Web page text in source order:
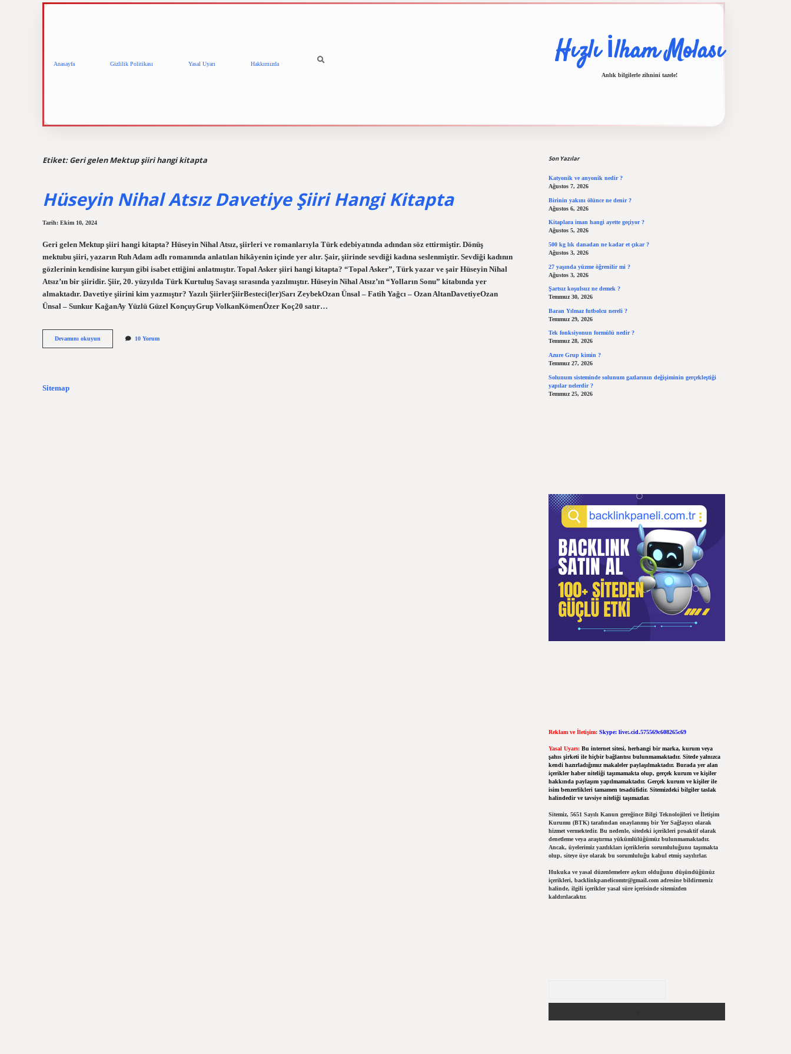
Anasayfa Gizlilik Politikası Yasal Uyarı Hakkımızda Hızlı İlham Molası
Anlık bilgilerle zihnini tazele!
Etiket:Geri gelen Mektup şiiri hangi kitapta
Hüseyin Nihal Atsız Davetiye Şiiri Hangi Kitapta
Tarih: Ekim 10, 2024
Geri gelen Mektup şiiri hangi kitapta? Hüseyin Nihal Atsız, şiirleri ve romanlarıyla Türk edebiyatında adından söz ettirmiştir. Dönüş
mektubu şiiri, yazarın Ruh Adam adlı romanında anlatılan hikâyenin içinde yer alır. Şair, şiirinde sevdiği kadına seslenmiştir. Sevdiği kadının
gözlerinin kendisine kurşun gibi isabet ettiğini anlatmıştır. Topal Asker şiiri hangi kitapta? “Topal Asker”, Türk yazar ve şair Hüseyin Nihal
Atsız’ın bir şiiridir. Şiir, 20. yüzyılda Türk Kurtuluş Savaşı sırasında yazılmıştır. Hüseyin Nihal Atsız’ın “Yolların Sonu” kitabında yer
almaktadır. Davetiye şiirini kim yazmıştır? Yazılı ŞiirlerŞiirBesteci(ler)Sarı ZeybekOzan Ünsal – Fatih Yağcı – Ozan AltanDavetiyeOzan
Ünsal – Sunkur KağanAy Yüzlü Güzel KonçuyGrup VolkanKömenÖzer Koç20 satır…
Devamını okuyun
Nihal
10 Yorum
Sitemap
Son Yazılar
Katyonik ve anyonik nedir ?
Ağustos 7, 2026
Birinin yakını ölünce ne denir ?
Ağustos 6, 2026
Kitaplara iman hangi ayette geçiyor ?
Ağustos 5, 2026
500 kg lık danadan ne kadar et çıkar ?
Ağustos 3, 2026
27 yaşında yüzme öğrenilir mi ?
Ağustos 3, 2026
Şartsız koşulsuz ne demek ?
Temmuz 30, 2026
Baran Yılmaz futbolcu nereli ?
Temmuz 29, 2026
Tek fonksiyonun formülü nedir ?
Temmuz 28, 2026
Azure Grup kimin ?
Temmuz 27, 2026
Solunum sisteminde solunum gazlarının değişiminin gerçekleştiği
yapılar nelerdir ?
Temmuz 25, 2026
Reklam ve İletişim: Skype: live:.cid.575569c608265c69
Yasal Uyarı: Bu internet sitesi, herhangi bir marka, kurum veya
şahıs şirketi ile hiçbir bağlantısı bulunmamaktadır. Sitede yalnızca
kendi hazırladığımız makaleler paylaşılmaktadır. Burada yer alan
içerikler haber niteliği taşımamakta olup, gerçek kurum ve kişiler
hakkında paylaşım yapılmamaktadır. Gerçek kurum ve kişiler ile
isim benzerlikleri tamamen tesadüfidir. Sitemizdeki bilgiler taslak
halindedir ve tavsiye niteliği taşımazlar.
Sitemiz, 5651 Sayılı Kanun gereğince Bilgi Teknolojileri ve İletişim
Kurumu (BTK) tarafından onaylanmış bir Yer Sağlayıcı olarak
hizmet vermektedir. Bu nedenle, sitedeki içerikleri proaktif olarak
denetleme veya araştırma yükümlülüğümüz bulunmamaktadır.
Ancak, üyelerimiz yazdıkları içeriklerin sorumluluğunu taşımakta
olup, siteye üye olarak bu sorumluluğu kabul etmiş sayılırlar.
Hukuka ve yasal düzenlemelere aykırı olduğunu düşündüğünüz
içerikleri, backlinkpanelicomtr@gmail.comadresine bildirmeniz
halinde, ilgili içerikler yasal süre içerisinde sitemizden
kaldırılacaktır.